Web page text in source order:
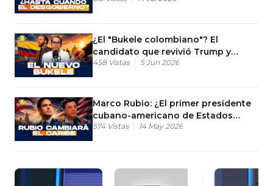
¿El "Bukele colombiano"? El
candidato que revivió Trump y
engañó a todas las encuestas
458 Vistas 5 Jun 2026
Marco Rubio: ¿El primer presidente
cubano-americano de Estados
Unidos?
574 Vistas 14 May 2026